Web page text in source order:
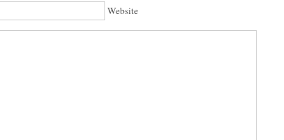
Website